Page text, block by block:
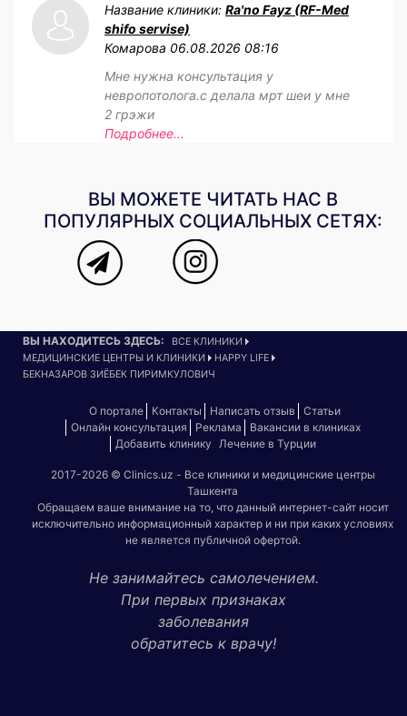
Название клиники: Ra'no Fayz (RF-Med
shifo servise)
Комарова 06.08.2026 08:16
Мне нужна консультация у
невропотолога.с делала мрт шеи у мне
2 грэжи
Подробнее...
ВЫ МОЖЕТЕ ЧИТАТЬ НАС В
ПОПУЛЯРНЫХ СОЦИАЛЬНЫХ СЕТЯХ:
ВЫ НАХОДИТЕСЬ ЗДЕСЬ:
ВСЕ КЛИНИКИ
МЕДИЦИНСКИЕ ЦЕНТРЫ И КЛИНИКИ
HAPPY LIFE
БЕКНАЗАРОВ ЗИЁБЕК ПИРИМКУЛОВИЧ
О портале Контакты Написать отзыв
Статьи
Онлайн консультация
Реклама
Вакансии в клиниках
Добавить клинику
Лечение в Турции
2017-2026 © Clinics.uz - Все клиники и медицинские центры
Ташкента
Обращаем ваше внимание на то, что данный интернет-сайт носит
исключительно информационный характер и ни при каких условиях
не является публичной офертой.
Не занимайтесь самолечением.
При первых признаках
заболевания
обратитесь к врачу!